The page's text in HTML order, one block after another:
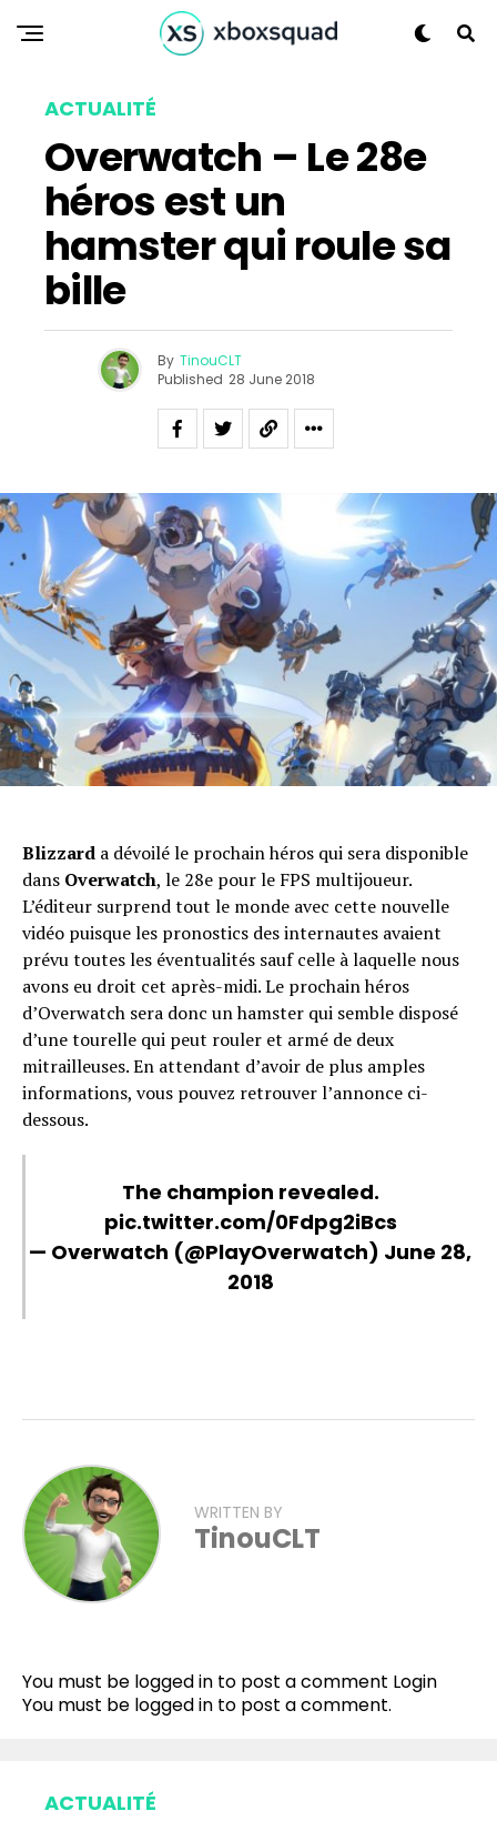
ACTUALITÉ
Overwatch – Le 28e
héros est un
hamster qui roule sa
bille
By TinouCLT
Published 28 June 2018
Blizzard a dévoilé le prochain héros qui sera disponible
dans Overwatch, le 28e pour le FPS multijoueur.
L’éditeur surprend tout le monde avec cette nouvelle
vidéo puisque les pronostics des internautes avaient
prévu toutes les éventualités sauf celle à laquelle nous
avons eu droit cet après-midi. Le prochain héros
d’Overwatch sera donc un hamster qui semble disposé
d’une tourelle qui peut rouler et armé de deux
mitrailleuses. En attendant d’avoir de plus amples
informations, vous pouvez retrouver l’annonce ci-
dessous.
The champion revealed.
pic.twitter.com/0Fdpg2iBcs
— Overwatch (@PlayOverwatch) June 28,
2018
WRITTEN BY
TinouCLT
You must be logged in to post a comment Login
You must be logged in to post a comment.
ACTUALITÉ
Pinterest